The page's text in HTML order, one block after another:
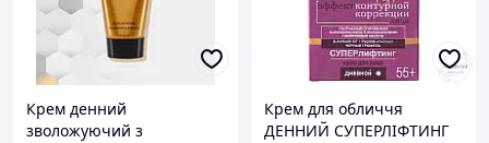
Крем денний
зволожуючий з
Крем для обличчя
ДЕННИЙ СУПЕРЛІФТИНГ